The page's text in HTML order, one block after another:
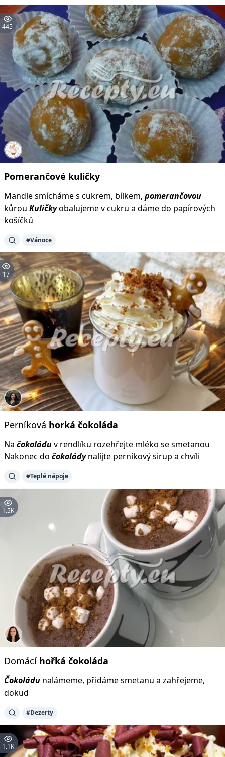
445
Pomerančové kuličky
Mandle smícháme s cukrem, bílkem, pomerančovou
kůrou Kuličkyobalujeme v cukru a dáme do papírových
košíčků
#Vánoce
17
Perníková horká čokoláda
Na čokoláduv rendlíku rozehřejte mléko se smetanou
Nakonec do čokoládynalijte perníkový sirup a chvíli
#Teplé nápoje
1.5K
Domácí hořká čokoláda
Čokoládu nalámeme, přidáme smetanu a zahřejeme,
dokud
#Dezerty
1.1K